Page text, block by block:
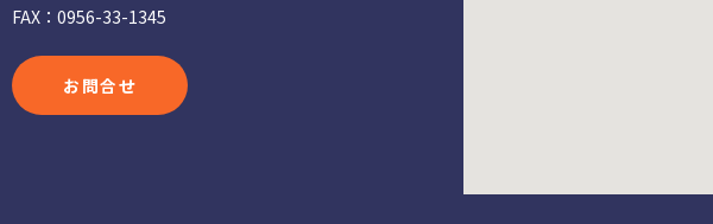
FAX：0956-33-1345
お問合せ